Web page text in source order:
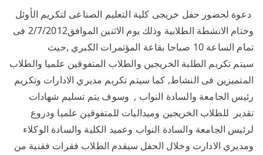
سوهاج |
دعوة لحضور حفل خريجى كلية التعليم الصناعى لتكريم الأوئل
وختام الانشطة الطلابية وذلك يوم الاثنين الموافق2/7/2012 فى
تمام الساعة 10 صباحا بقاعة المؤتمرات الكبري ,حيث
سيتم تكريم الطلبة الخريجين والطلاب المتفوقين علميا والطلاب
المتميزين فى النشاط, كما سيتم تكريم مديري الادارات وتكريم
رئيس الجامعة والسادة النواب , وسوف يتم تسليم شهادات
تقدير للطلاب الخريجين وميداليات للمتفوقين علميا ودروع
لرئيس الجامعة والسادة النواب وعميد الكلية والسادة الوكلاء
ومديري الادارت وخلال الحفل سيقدم الطلاب فقرات فقنية من